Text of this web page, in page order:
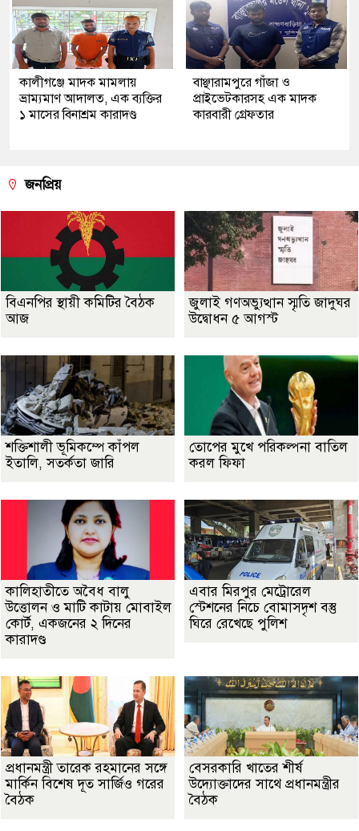
কালীগঞ্জে মাদক মামলায়
ভ্রাম্যমাণ আদালত, এক ব্যক্তির
১ মাসের বিনাশ্রম কারাদণ্ড
বাঞ্ছারামপুরে গাঁজা ও
প্রাইভেটকারসহ এক মাদক
কারবারী গ্রেফতার
জনপ্রিয়
বিএনপির স্থায়ী কমিটির বৈঠক
আজ
জুলাই গণঅভ্যুত্থান স্মৃতি জাদুঘর
উদ্বোধন ৫ আগস্ট
শক্তিশালী ভূমিকম্পে কাঁপল
ইতালি, সতর্কতা জারি
তোপের মুখে পরিকল্পনা বাতিল
করল ফিফা
কালিহাতীতে অবৈধ বালু
উত্তোলন ও মাটি কাটায় মোবাইল
কোর্ট, একজনের ২ দিনের
কারাদণ্ড
এবার মিরপুর মেট্রোরেল
স্টেশনের নিচে বোমাসদৃশ বস্তু
ঘিরে রেখেছে পুলিশ
প্রধানমন্ত্রী তারেক রহমানের সঙ্গে
মার্কিন বিশেষ দূত সার্জিও গরের
বৈঠক
বেসরকারি খাতের শীর্ষ
উদ্যোক্তাদের সাথে প্রধানমন্ত্রীর
বৈঠক